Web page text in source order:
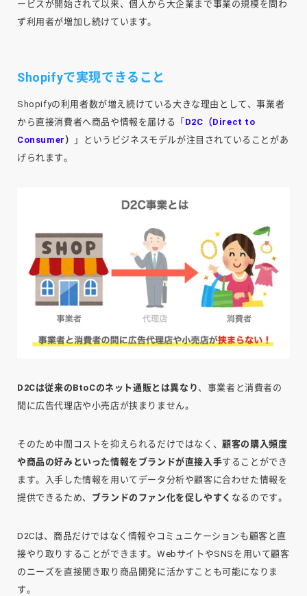
ービスが開始されて以来、個人から大企業まで事業の規模を問わ
ず利用者が増加し続けています。
Shopifyで実現できること
Shopifyの利用者数が増え続けている大きな理由として、事業者
から直接消費者へ商品や情報を届ける「 D2C（Direct to
Consumer ）
」というビジネスモデルが注目されていることがあ
げられます。
D2Cは従来のBtoCのネット通販とは異なり 、事業者と消費者の
間に広告代理店や小売店が挟まりません。
そのため中間コストを抑えられるだけではなく、顧客の購入頻度
や商品の好みといった情報をブランドが直接入手することができ
ます。入手した情報を用いてデータ分析や顧客に合わせた情報を
提供できるため、 ブランドのファン化を促しやすく なるのです。
D2Cは、商品だけではなく情報やコミュニケーションも顧客と直
接やり取りすることができます。WebサイトやSNSを用いて顧客
のニーズを直接聞き取り商品開発に活かすことも可能になりま
す。